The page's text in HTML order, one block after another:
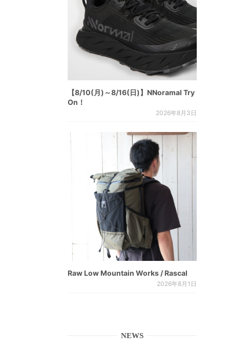
【8/10(月)～8/16(日)】NNoramal Try
On！
2026年8月3日
Raw Low Mountain Works / Rascal
2026年8月1日
NEWS